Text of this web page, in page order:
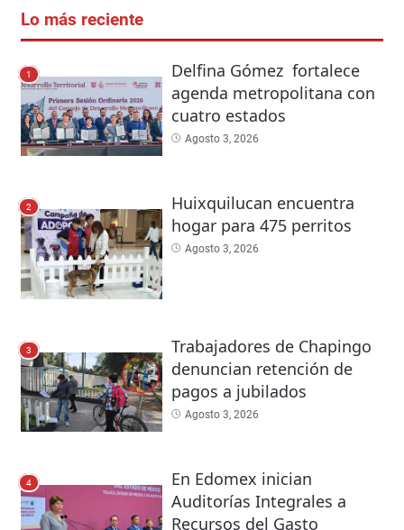
Lo más reciente
1
Delfina Gómez fortalece
agenda metropolitana con
cuatro estados
Agosto 3, 2026
2
Huixquilucan encuentra
hogar para 475 perritos
Agosto 3, 2026
3
Trabajadores de Chapingo
denuncian retención de
pagos a jubilados
Agosto 3, 2026
4
En Edomex inician
Auditorías Integrales a
Recursos del Gasto